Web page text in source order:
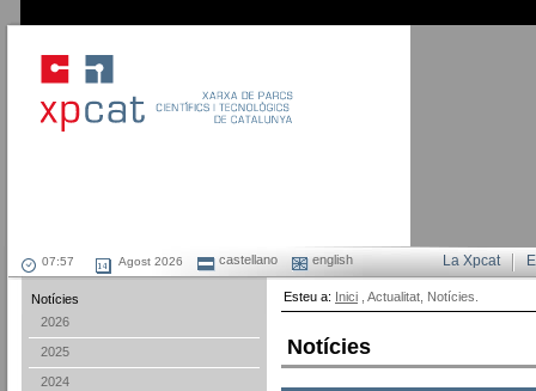
Agost 2026 castellano english La Xpcat
Notícies
2026
2025
2024
Esteu a: Inici , Actualitat, Notícies.
Notícies